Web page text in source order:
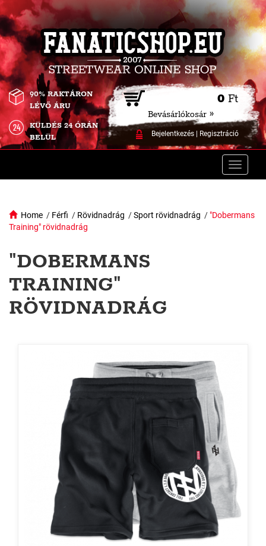
0 Ft
Bevásárlókosár »
Bejelentkezés| Regisztráció
90% RAKTÁRON
LÉVŐ ÁRU
KÜLDÉS 24 ÓRÁN
BELÜL
Toggle
Home / Férfi / Rövidnadrág /Sport rövidnadrág / "Dobermans
Training" rövidnadrág
"DOBERMANS
TRAINING"
RÖVIDNADRÁG